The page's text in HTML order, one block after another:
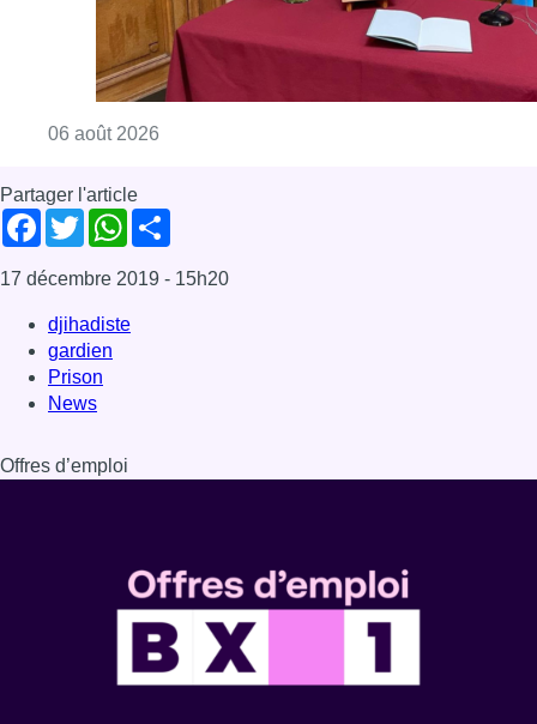
06 août 2026
Partager l'article
Facebook
TwitterWhatsApp
17 décembre 2019 - 15h20
djihadiste
gardien
Prison
News
Offres d’emploi